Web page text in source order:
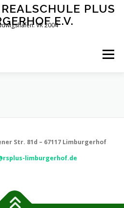
PLUS
E.V.
VR 2004
Menü
+ DATENSCHUTZHINWEISE
Str. 81d – 67117 Limburgerhof
limburgerhof.de